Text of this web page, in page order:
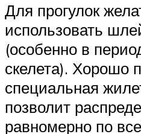
Для прогулок
использовать
(особенно в
скелета). Хорошо
специальная
позволит
равномерно по